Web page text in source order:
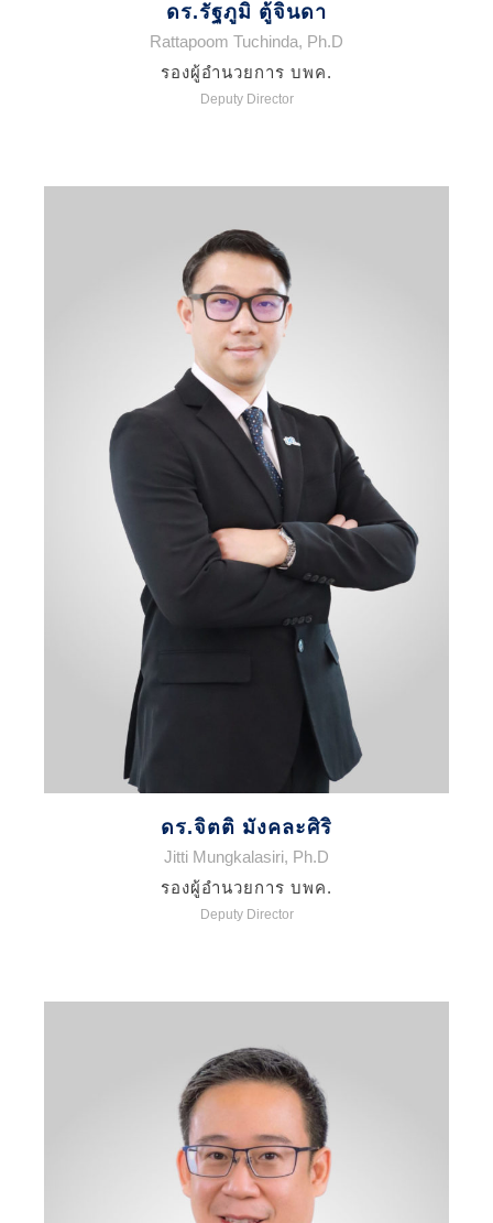
ดร.รัฐภูมิ ตู้จินดา
Rattapoom Tuchinda, Ph.D
รองผู้อำนวยการ บพค.
Deputy Director
ดร.จิตติ มังคละศิริ
Jitti Mungkalasiri, Ph.D
รองผู้อำนวยการ บพค.
Deputy Director